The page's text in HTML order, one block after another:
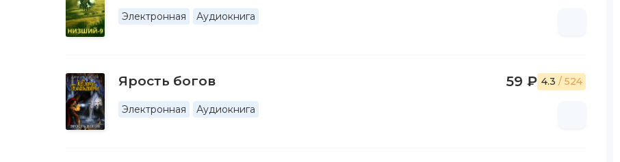
Электронная Аудиокнига
Ярость богов
Электронная Аудиокнига
59 ₽ 4.3 / 524